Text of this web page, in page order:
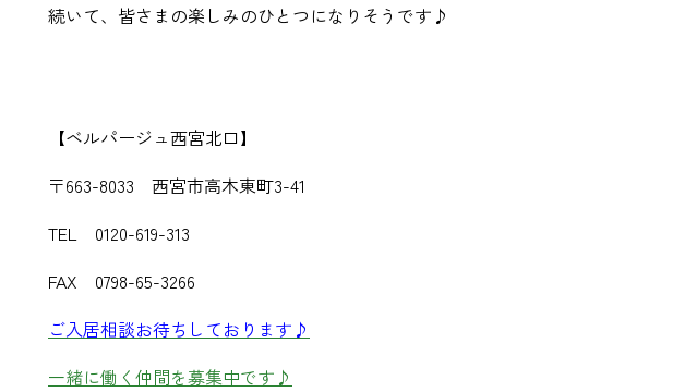
続いて、皆さまの楽しみのひとつになりそうです♪
【ベルパージュ西宮北口】
〒663-8033 西宮市高木東町3-41
TEL 0120-619-313
FAX 0798-65-3266
ご入居相談お待ちしております♪
一緒に働く仲間を募集中です♪